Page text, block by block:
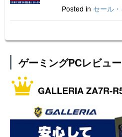
Posted in セール
ゲーミングPCレビュー
GALLERIA ZA7R-